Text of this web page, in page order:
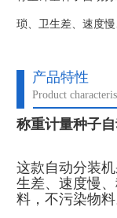
琐、卫生差、速度
产品特性
Product
称重计量种子
这款自动分装
生差、速度慢
料，不污染物